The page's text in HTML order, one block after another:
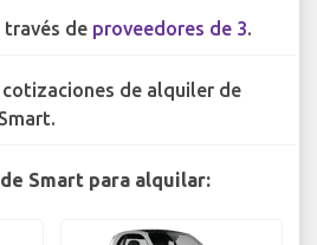
través de proveedores de 3.
cotizaciones de alquiler de
Smart para alquilar: